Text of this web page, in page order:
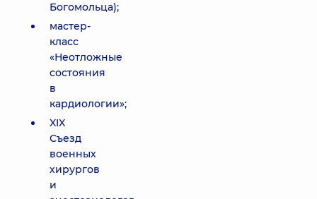
Богомольца);
мастер-
класс
«Неотложные
состояния
в
кардиологии»;
XIX
Съезд
военных
хирургов
и